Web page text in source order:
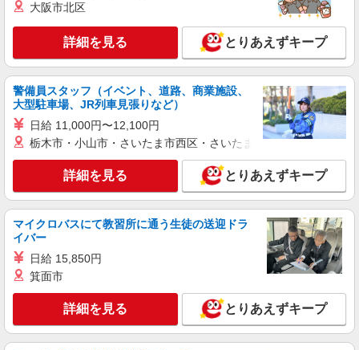
大阪市北区
詳細を見る とりあえずキープ
警備員スタッフ（イベント、道路、商業施設、
大型駐車場、JR列車見張りなど）
日給 11,000円〜12,100円
栃木市・小山市・さいたま市西区・さいたま市岩槻区・久喜市・
詳細を見る とりあえずキープ
マイクロバスにて教習所に通う生徒の送迎ドラ
イバー
日給 15,850円
箕面市
詳細を見る とりあえずキープ